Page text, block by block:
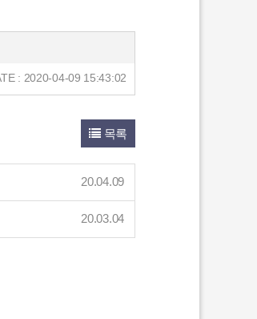
: 2020-04-09 15:43:02
목록
20.04.09
20.03.04